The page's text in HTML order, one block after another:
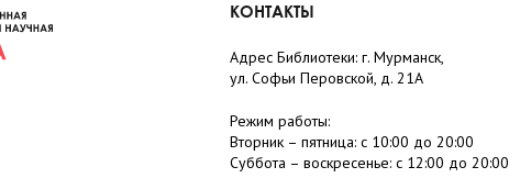
КОНТАКТЫ
Адрес Библиотеки: г. Мурманск,
ул. Софьи Перовской, д. 21А
Режим работы:
Вторник – пятница: с 10:00 до 20:00
Суббота – воскресенье: c 12:00 до 20:00